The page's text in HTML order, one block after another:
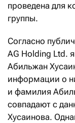
проведена для
группы.
Согласно
AG Holding Ltd.
Абильжан
информации о
и фамилия
совпадают с
Хусаинова.